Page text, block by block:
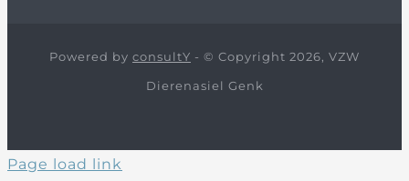
Powered by consultY - © Copyright 2026, VZW
Dierenasiel Genk
Page load link